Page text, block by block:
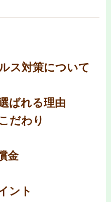
ス対策について
ばれる理由
だわり
金
ント